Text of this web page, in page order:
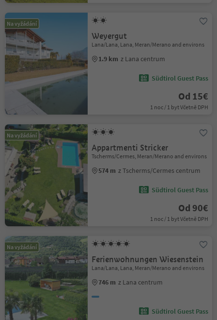
Na vyžádání
Weyergut
Lana/Lana, Lana, Meran/Merano and environs
1.9 km z Lana centrum
Südtirol Guest Pass
Od 15€
1 noc / 1 byt Včetně DPH
Na vyžádání
Appartmenti Stricker
Tscherms/Cermes, Meran/Merano and environs
574 m z Tscherms/Cermes centrum
Südtirol Guest Pass
Od 90€
1 noc / 1 byt Včetně DPH
Na vyžádání
Ferienwohnungen Wiesenstein
Lana/Lana, Lana, Meran/Merano and environs
746 m z Lana centrum
Südtirol Guest Pass